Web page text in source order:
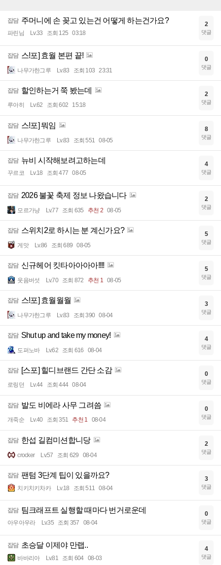
잡담 주머니에 손 꽂고 있는건 어떻게 하는건가요?
파린님 Lv.33 조회 125 03:18
2
댓글
잡담 스!포] 효월 본편 끝!
나무가한그루 Lv.83 조회 103 23:31
0
댓글
잡담 할인하는거 쭉 봤는데
루아히 Lv.62 조회 602 15:18
2
댓글
잡담 스!포] 뭐임
나무가한그루 Lv.83 조회 551 08-05
8
댓글
잡담 뉴비 시작해보려고하는데
꾸르코 Lv.18 조회 477 08-05
4
댓글
잡담 2026 불꽃 축제 정보 나왔습니다
모르가냥 Lv.77 조회 635 추천 2 08-05
2
댓글
잡담 스위치2로 하시는 분 계신가요?
게맛 Lv.86 조회 689 08-05
5
댓글
잡담 신규헤어 킷타아아아아!!!!
웃음버섯 Lv.70 조회 872 추천 1 08-05
5
댓글
잡담 스!포] 효월월월
나무가한그루 Lv.83 조회 390 08-04
3
댓글
잡담 Shut up and take my money!
도퍼노바 Lv.62 조회 616 08-04
4
댓글
잡담 [스포] 힐디브랜드 간단 소감
로링던 Lv.44 조회 444 08-04
0
댓글
잡담 발도 비에라 사무 그려씀
개죽순 Lv.40 조회 351 추천 1 08-04
0
댓글
잡담 한섭 길컴미션합니당
crocker Lv.57 조회 629 08-04
2
댓글
잡담 팬텀 3단계 팁이 있을까요?
치키치키차카 Lv.18 조회 511 08-04
3
댓글
잡담 팀크래프트 실행할 때마다 번거로운데
아우아우라 Lv.35 조회 357 08-04
0
댓글
잡담 초승달 이제야 만랩..
바바리아 Lv.81 조회 604 08-03
4
댓글